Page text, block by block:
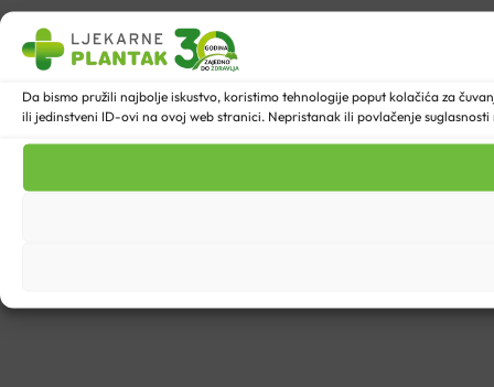
Da bismo pružili najbolje iskustvo, koristimo tehnologije poput kolačića za
ili jedinstveni ID-ovi na ovoj web stranici. Nepristanak ili povlačenje